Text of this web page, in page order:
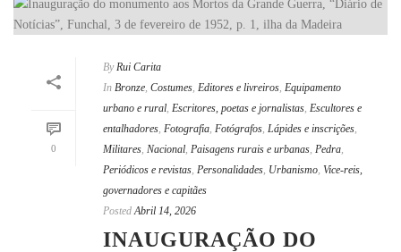
0
By Rui Carita
In Bronze, Costumes, Editores e livreiros, Equipamento
urbano e rural, Escritores, poetas e jornalistas, Escultores e
entalhadores, Fotografia, Fotógrafos, Lápides e inscrições,
Militares, Nacional, Paisagens rurais e urbanas, Pedra,
Periódicos e revistas, Personalidades, Urbanismo, Vice-reis,
governadores e capitães
Posted Abril 14, 2026
INAUGURAÇÃO DO